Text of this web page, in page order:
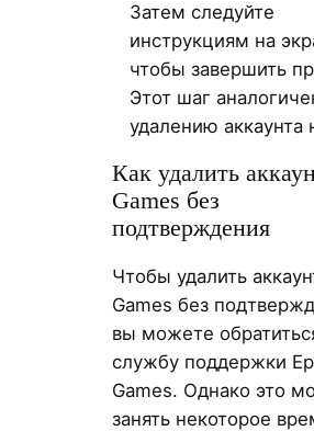
Затем следуйте
инструкциям на
чтобы завершить
Этот шаг
удалению аккаунта
Как удалить
Games без
подтверждения
Чтобы удалить
Games без
вы можете
службу поддержки
Games. Однако это
занять некоторое